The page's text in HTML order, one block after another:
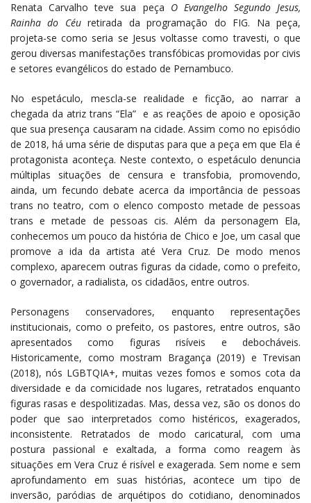
Renata Carvalho teve sua peça O Evangelho Segundo Jesus,
Rainha do Céuretirada da programação do FIG. Na peça,
projeta-se como seria se Jesus voltasse como travesti, o que
gerou diversas manifestações transfóbicas promovidas por civis
e setores evangélicos do estado de Pernambuco.
No espetáculo, mescla-se realidade e ficção, ao narrar a
chegada da atriz trans “Ela” e as reações de apoio e oposição
que sua presença causaram na cidade. Assim como no episódio
de 2018, há uma série de disputas para que a peça em que Ela é
protagonista aconteça. Neste contexto, o espetáculo denuncia
múltiplas situações de censura e transfobia, promovendo,
ainda, um fecundo debate acerca da importância de pessoas
trans no teatro, com o elenco composto metade de pessoas
trans e metade de pessoas cis. Além da personagem Ela,
conhecemos um pouco da história de Chico e Joe, um casal que
promove a ida da artista até Vera Cruz. De modo menos
complexo, aparecem outras figuras da cidade, como o prefeito,
o governador, a radialista, os cidadãos, entre outros.
Personagens conservadores, enquanto representações
institucionais, como o prefeito, os pastores, entre outros, são
apresentados como figuras risíveis e debocháveis.
Historicamente, como mostram Bragança (2019) e Trevisan
(2018), nós LGBTQIA+, muitas vezes fomos e somos cota da
diversidade e da comicidade nos lugares, retratados enquanto
figuras rasas e despolitizadas. Mas, dessa vez, são os donos do
poder que sao interpretados como histéricos, exagerados,
inconsistente. Retratados de modo caricatural, com uma
postura passional e exaltada, a forma como reagem às
situações em Vera Cruz é risível e exagerada. Sem nome e sem
aprofundamento em suas histórias, acontece um tipo de
inversão, paródias de arquétipos do cotidiano, denominados